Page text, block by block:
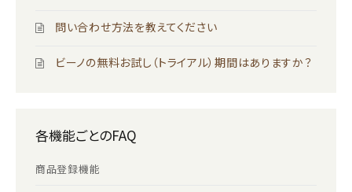
問い合わせ方法を教えてください
ビーノの無料お試し（トライアル）期間はありますか？
各機能ごとのFAQ
商品登録機能